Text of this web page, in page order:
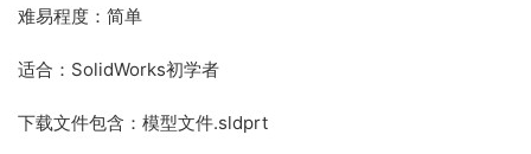
难易程度：简单
适合：SolidWorks初学者
下载文件包含：模型文件.sldprt